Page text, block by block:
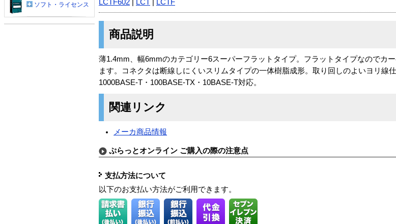
LCTF602
LCT LCTF
商品説明
薄1.4mm、幅6mmのカテゴリー6スーパーフラットタイプ。フラットタイプなのでカ
ます。コネクタは断線しにくいスリムタイプの一体樹脂成形。取り回しのよいヨリ線
1000BASE-T・100BASE-TX・10BASE-T対応。
関連リンク
メーカ商品情報
ぷらっとオンライン ご購入の際の注意点
支払方法について
以下のお支払い方法がご利用できます。
ソフト・ライセンス